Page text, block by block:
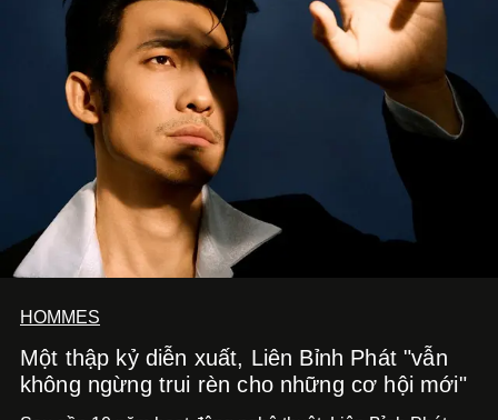
HOMMES
Một thập kỷ diễn xuất, Liên Bỉnh Phát "vẫn
không ngừng trui rèn cho những cơ hội mới"